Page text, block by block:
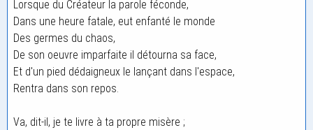
Lorsque du Créateur la parole féconde,
Dans une heure fatale, eut enfanté le monde
Des germes du chaos,
De son oeuvre imparfaite il détourna sa face,
Et d'un pied dédaigneux le lançant dans l'espace,
Rentra dans son repos.
Va, dit-il, je te livre à ta propre misère ;